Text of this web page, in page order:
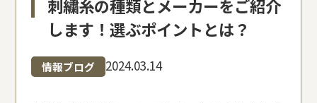
刺繍糸の種類とメーカーをご紹介
します！選ぶポイントとは？
情報ブログ 2024.03.14